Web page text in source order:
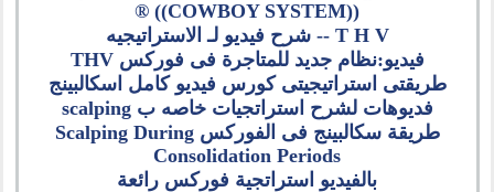
((COWBOY SYSTEM)) ®
T H V -- شرح فيديو لـ الاستراتيجيه
فيديو:نظام جديد للمتاجرة فى فوركس THV
طريقتى استراتيجيتى كورس فيديو كامل اسكالبينج
فديوهات لشرح استراتجيات خاصه ب scalping
طريقة سكالبينج فى الفوركس Scalping During
Consolidation Periods
بالفيديو استراتجية فوركس رائعة